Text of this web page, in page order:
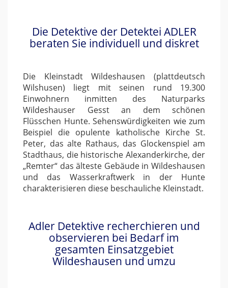
Die Detektive der Detektei ADLER
beraten Sie individuell und diskret
Die Kleinstadt Wildeshausen (plattdeutsch
Wilshusen) liegt mit seinen rund 19.300
Einwohnern inmitten des Naturparks
Wildeshauser Gesst an dem schönen
Flüsschen Hunte. Sehenswürdigkeiten wie zum
Beispiel die opulente katholische Kirche St.
Peter, das alte Rathaus, das Glockenspiel am
Stadthaus, die historische Alexanderkirche, der
„Remter“ das älteste Gebäude in Wildeshausen
und das Wasserkraftwerk in der Hunte
charakterisieren diese beschauliche Kleinstadt.
Adler Detektive recherchieren und
observieren bei Bedarf im
gesamten Einsatzgebiet
Wildeshausen und umzu